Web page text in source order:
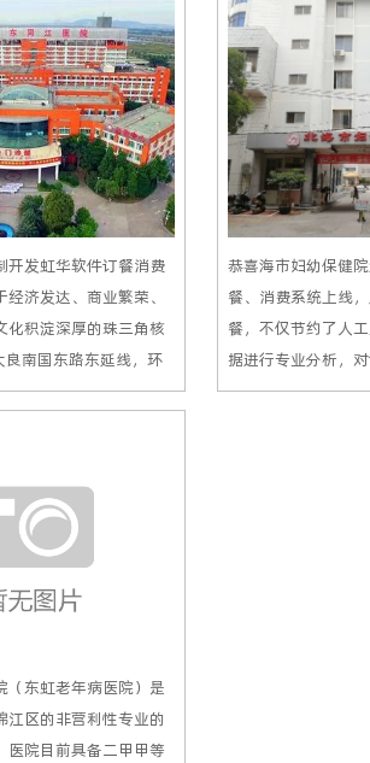
开发虹华软件订餐消费
济发达、商业繁荣、
化积淀深厚的珠三角核
南国东路东延线，环
西线高速出入口处。 为
心营造有利于人才发展
恭喜海市妇幼保健
餐、消费系统上线
餐，不仅节约了人
据进行专业分析，
了更清晰的管控；
（东虹老年病医院）是
江区的非营利性专业的
医院目前具备二甲甲等